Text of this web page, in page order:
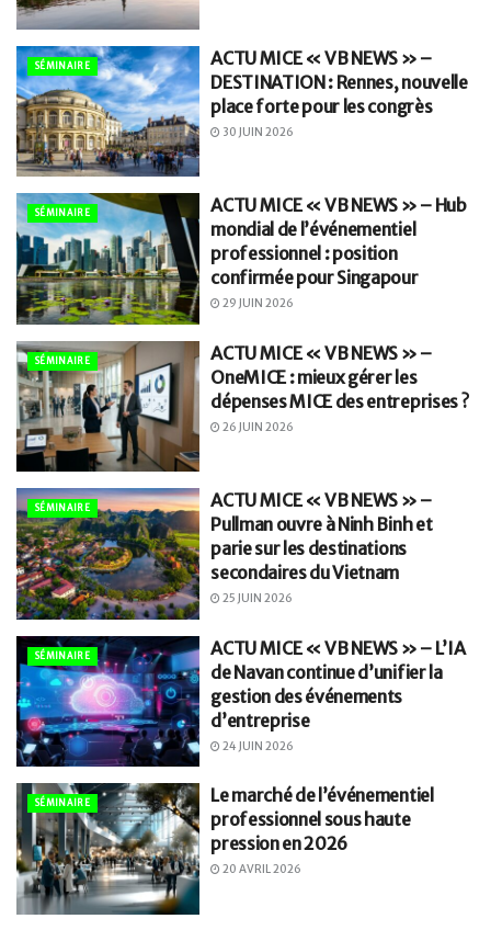
SÉMINAIRE
ACTU MICE « VB NEWS » –
DESTINATION : Rennes, nouvelle
place forte pour les congrès
30 JUIN 2026
SÉMINAIRE
ACTU MICE « VB NEWS » – Hub
mondial de l’événementiel
professionnel : position
confirmée pour Singapour
29 JUIN 2026
SÉMINAIRE
ACTU MICE « VB NEWS » –
OneMICE : mieux gérer les
dépenses MICE des entreprises ?
26 JUIN 2026
SÉMINAIRE
ACTU MICE « VB NEWS » –
Pullman ouvre à Ninh Binh et
parie sur les destinations
secondaires du Vietnam
25 JUIN 2026
SÉMINAIRE
ACTU MICE « VB NEWS » – L’IA
de Navan continue d’unifier la
gestion des événements
d’entreprise
24 JUIN 2026
SÉMINAIRE
Le marché de l’événementiel
professionnel sous haute
pression en 2026
20 AVRIL 2026